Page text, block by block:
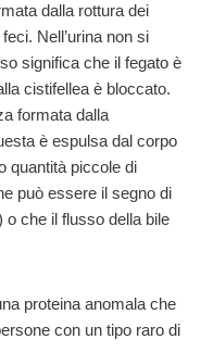
dalla rottura dei
Nell’urina non si
significa che il fegato è
cistifellea è bloccato.
formata dalla
è espulsa dal corpo
quantità piccole di
può essere il segno di
o che il flusso della bile
proteina anomala che
con un tipo raro di